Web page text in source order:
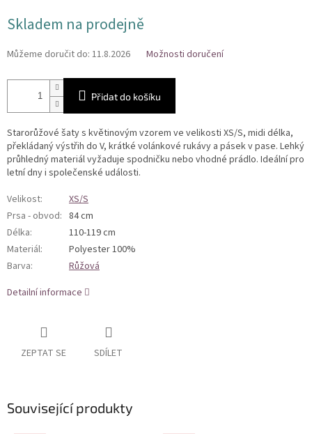
cena:
Skladem na prodejně
Můžeme doručit do: 11.8.2026 Možnosti doručení
Přidat do košíku
Starorůžové šaty s květinovým vzorem ve velikosti XS/S, midi délka,
překládaný výstřih do V, krátké volánkové rukávy a pásek v pase. Lehký
průhledný materiál vyžaduje spodničku nebo vhodné prádlo. Ideální pro
letní dny i společenské události.
Velikost:
XS/S
Prsa - obvod: 84 cm
Délka:
110-119 cm
Materiál:
Polyester 100%
Barva:
Růžová
Detailní informace
ZEPTAT SE SDÍLET
Související produkty